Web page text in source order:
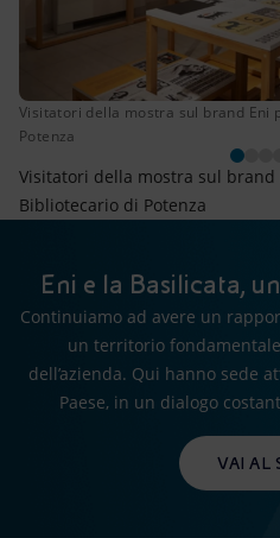
Visitatori della mostra sul brand Eni
Potenza
Visitatori della mostra sul brand
Bibliotecario di Potenza
Eni e la Basilicata,
Continuiamo ad avere un
un territorio
dell’azienda. Qui hanno sede
Paese, in un dialogo
VAI AL